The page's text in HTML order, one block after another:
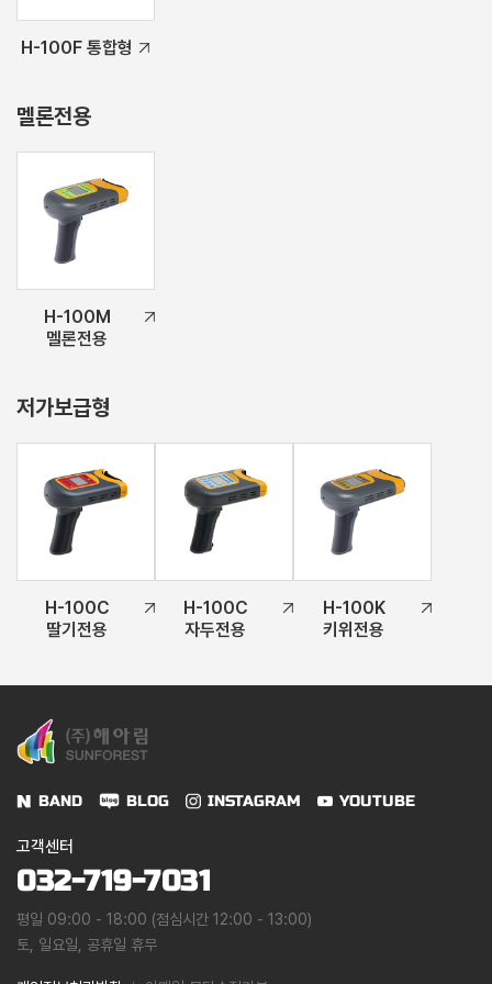
H-100F 통합형
멜론전용
H-100M
멜론전용
저가보급형
H-100C
딸기전용
H-100C
자두전용
H-100K
키위전용
BAND BLOG INSTAGRAM YOUTUBE
고객센터
032-719-7031
평일 09:00 - 18:00 (점심시간 12:00 - 13:00)
토, 일요일, 공휴일 휴무